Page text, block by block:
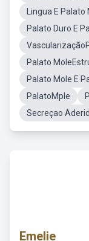
Lingua E
Palato Duro E
Palato
Palato Mole E
PalatoMple
Secreçao
Emelie